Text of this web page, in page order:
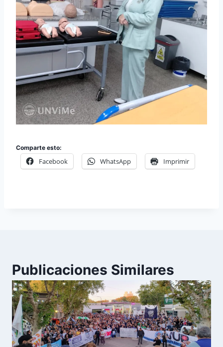
Comparte esto:
Facebook WhatsApp Imprimir
Publicaciones Similares